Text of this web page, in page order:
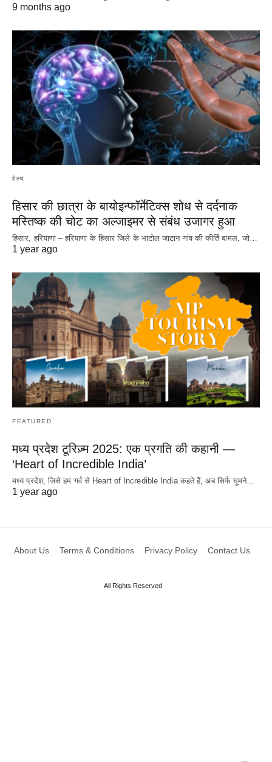
9 months ago
हेल्थ
हिसार की छात्रा के बायोइन्फॉर्मेटिक्स शोध से दर्दनाक
मस्तिष्क की चोट का अल्जाइमर से संबंध उजागर हुआ
हिसार, हरियाणा – हरियाणा के हिसार जिले के भाटोल जाटान गांव की कीर्ति बामल, जो…
1 year ago
FEATURED
मध्य प्रदेश टूरिज़्म 2025: एक प्रगति की कहानी —
‘Heart of Incredible India’
मध्य प्रदेश, जिसे हम गर्व से Heart of Incredible India कहते हैं, अब सिर्फ घूमने…
1 year ago
About Us Terms & Conditions Privacy Policy Contact Us
All Rights Reserved